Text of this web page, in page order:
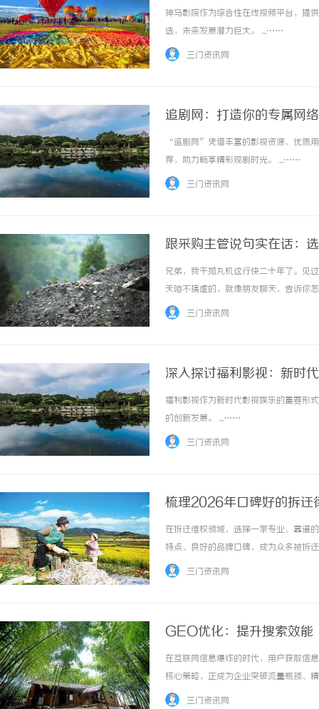
神马影院作为综合性在线视频平台，提
选，未来发展潜力巨大。 ...……
三门资讯网
追剧网：打造你的专属网
“追剧网”凭借丰富的影视资源、优质
荐，助力畅享精彩观剧时光。 ...……
三门资讯网
跟采购主管说句实在话：
兄弟，我干抛丸机这行快二十年了。见
天咱不搞虚的，就像朋友聊天，告诉你
乱坠。很多就是中间商、贸易商，根本
三门资讯网
深入探讨福利影视：新时
福利影视作为新时代影视娱乐的重要形
的创新发展。 ...……
三门资讯网
梳理2026年口碑好的拆迁
在拆迁维权领域，选择一家专业、靠谱
特点、良好的品牌口碑，成为众多被拆
模式粗放，单兵作战难以应对行政诉讼
三门资讯网
GEO优化：提升搜索效能
在互联网信息爆炸的时代，用户获取信
核心策略，正成为企业突破流量瓶颈、
网站在搜索引擎中获得更优排名，从而
三门资讯网